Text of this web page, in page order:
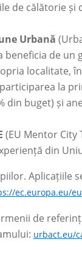
de călătorie
Urbană
de
localitate,
la
din buget) și
(EU Mentor
din
Aplicațiile
ec.europa.eu/
de
urbact.eu/